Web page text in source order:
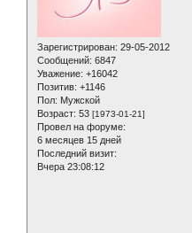
Зарегистрирован: 29-05-2012
Сообщений: 6847
Уважение: +16042
Позитив: +1146
Пол: Мужской
Возраст: 53 [1973-01-21]
Провел на форуме:
6 месяцев 15 дней
Последний визит:
Вчера 23:08:12